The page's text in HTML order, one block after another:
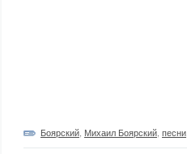
Боярский Михаил Боярский песни